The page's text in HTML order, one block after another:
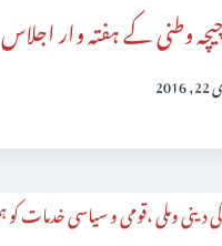
وطنی کے ہفتہ وار اجلاس